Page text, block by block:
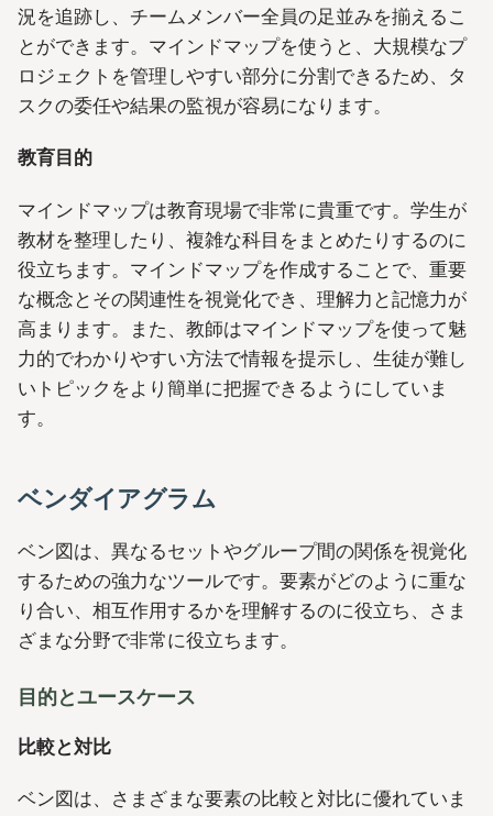
況を追跡し、チームメンバー全員の足並みを揃えるこ
とができます。マインドマップを使うと、大規模なプ
ロジェクトを管理しやすい部分に分割できるため、タ
スクの委任や結果の監視が容易になります。
教育目的
マインドマップは教育現場で非常に貴重です。学生が
教材を整理したり、複雑な科目をまとめたりするのに
役立ちます。マインドマップを作成することで、重要
な概念とその関連性を視覚化でき、理解力と記憶力が
高まります。また、教師はマインドマップを使って魅
力的でわかりやすい方法で情報を提示し、生徒が難し
いトピックをより簡単に把握できるようにしていま
す。
ベンダイアグラム
ベン図は、異なるセットやグループ間の関係を視覚化
するための強力なツールです。要素がどのように重な
り合い、相互作用するかを理解するのに役立ち、さま
ざまな分野で非常に役立ちます。
目的とユースケース
比較と対比
ベン図は、さまざまな要素の比較と対比に優れていま